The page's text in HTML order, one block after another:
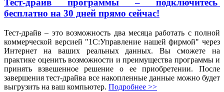
Тест-драйв программы – подключитесь
бесплатно на 30 дней прямо сейчас!
Тест-драйв – это возможность два месяца работать с полной
коммерческой версией "1С:Управление нашей фирмой" через
Интернет на ваших реальных данных. Вы сможете на
практике оценить возможности и преимущества программы и
принять взвешенное решение о ее приобретении. После
завершения тест-драйва все накопленные данные можно будет
выгрузить на ваш компьютер. Подробнее >>